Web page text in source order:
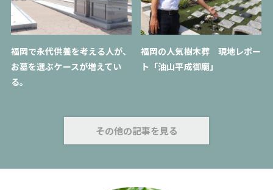
福岡で永代供養を考える人が、
お墓を選ぶケースが増えてい
る。
福岡の人気樹木葬 現地レポー
ト「油山平成御廟」
その他の記事を見る